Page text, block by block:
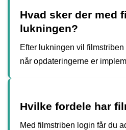
Hvad sker der med
lukningen?
Efter lukningen vil
når opdateringerne er
Hvilke fordele har
Med filmstriben login får du